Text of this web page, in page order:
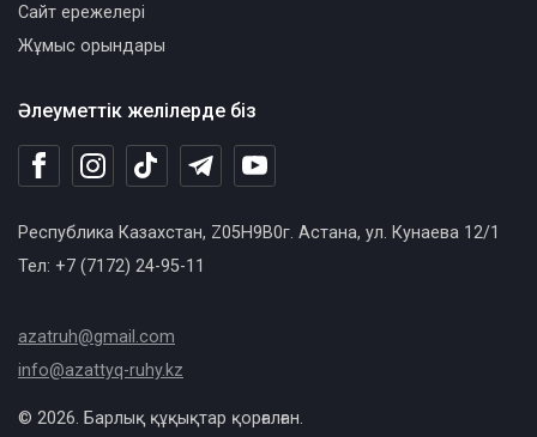
Әлеуметтік желілерде біз
Республика Казахстан, Z05H9B0г. Астана, ул. Кунаева 12/1
Тел: +7 (7172) 24-95-11
azatruh@gmail.com
info@azattyq-ruhy.kz
Сайт ережелері
Жұмыс орындары
© 2026. Барлық құқықтар қорғалған.